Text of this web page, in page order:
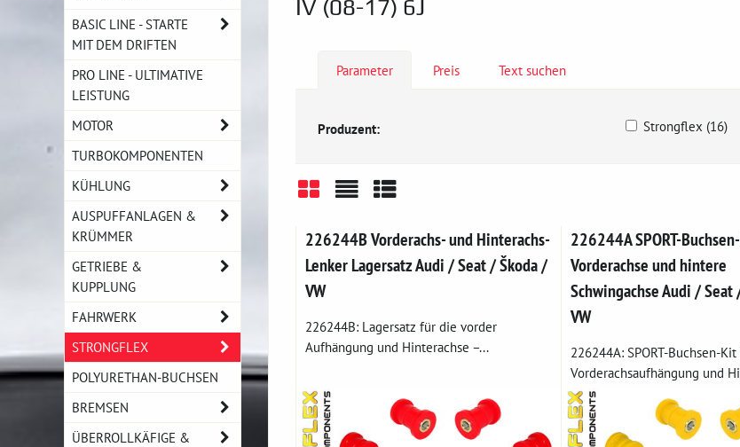
IV (08-17) 6J
Parameter Preis Text suchen
Produzent: Strongflex (16)
226244B Vorderachs- und Hinterachs-
Lenker Lagersatz Audi / Seat / Škoda /
VW
226244B: Lagersatz für die vorder
Aufhängung und Hinterachse –...
226244A SPORT-
Vorderachse und hintere
Schwingachse Audi / Seat
VW
226244A: SPORT-Buchsen-
Vorderachsaufhängung und
BASIC LINE - STARTE
MIT DEM DRIFTEN
PRO LINE - ULTIMATIVE
LEISTUNG
MOTOR
TURBOKOMPONENTEN
KÜHLUNG
AUSPUFFANLAGEN &
KRÜMMER
GETRIEBE &
KUPPLUNG
FAHRWERK
STRONGFLEX
POLYURETHAN-BUCHSEN
BREMSEN
ÜBERROLLKÄFIGE &